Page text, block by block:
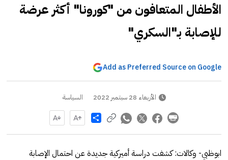
الأطفال المتعافون من "كورونا" أكثر عرضة
للإصابة بـ"السكري"
Add as Preferred Source on Google
الأربعاء 28 سبتمبر 2022 السياسة
Share
ابوظبي- وكالات: كشفت دراسة أميركية جديدة عن احتمال الإصابة